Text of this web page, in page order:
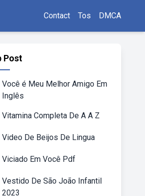
Contact Tos DMCA
Post
Você é Meu Melhor Amigo Em
Inglês
Vitamina Completa De A A Z
Video De Beijos De Lingua
Viciado Em Você Pdf
Vestido De São João Infantil
2023